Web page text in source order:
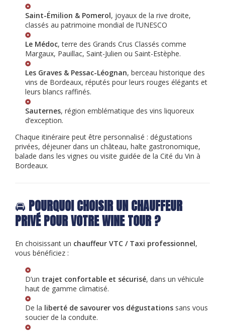
Saint-Émilion & Pomerol, joyaux de la rive droite,
classés au patrimoine mondial de l’UNESCO
Le Médoc, terre des Grands Crus Classés comme
Margaux, Pauillac, Saint-Julien ou Saint-Estèphe.
Les Graves & Pessac-Léognan, berceau historique des
vins de Bordeaux, réputés pour leurs rouges élégants et
leurs blancs raffinés.
Sauternes, région emblématique des vins liquoreux
d’exception.
Chaque itinéraire peut être personnalisé : dégustations
privées, déjeuner dans un château, halte gastronomique,
balade dans les vignes ou visite guidée de la Cité du Vin à
Bordeaux.
🚘 POURQUOI CHOISIR UN CHAUFFEUR
PRIVÉ POUR VOTRE WINE TOUR ?
En choisissant un chauffeur VTC / Taxi professionnel,
vous bénéficiez :
D’un trajet confortable et sécurisé, dans un véhicule
haut de gamme climatisé.
De la liberté de savourer vos dégustations sans vous
soucier de la conduite.